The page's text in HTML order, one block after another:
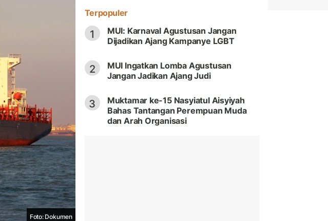
Foto: Dokumen
Terpopuler
1
MUI: Karnaval Agustusan Jangan
Dijadikan Ajang Kampanye LGBT
2
MUI Ingatkan Lomba Agustusan
Jangan Jadikan Ajang Judi
3
Muktamar ke-15 Nasyiatul Aisyiyah
Bahas Tantangan Perempuan Muda
dan Arah Organisasi